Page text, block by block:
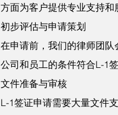
方面为客户提供专业支持和
初步评估与申请策划
在申请前，我们的律师团
公司和员工的条件符合L-1签
文件准备与审核
L-1签证申请需要大量文件